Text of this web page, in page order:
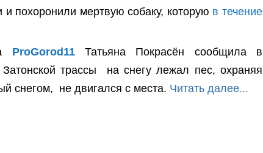
похоронили мертвую собаку, которую в течение
ProGorod11 Татьяна Покрасён
сообщила в
трассы на снегу лежал пес, охраняя
снегом, не двигался с места. Читать далее...